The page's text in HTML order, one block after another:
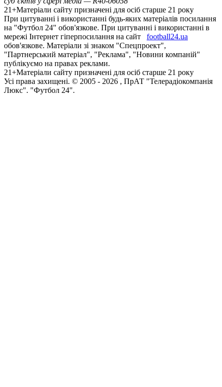
21+Матеріали сайту призначені для осіб старше 21 року
При цитуванні і використанні будь-яких матеріалів посилання
на "Футбол 24" обов'язкове. При цитуванні і використанні в
мережі Інтернет гіперпосилання на сайт
football24.ua
обов'язкове. Матеріали зі знаком "Спецпроект",
"Партнерський матеріал", "Реклама", "Новини компаній"
публікуємо на правах реклами.
21+Матеріали сайту призначені для осіб старше 21 року
Усi права захищенi. © 2005 - 2026 , ПрАТ "Телерадіокомпанія
Люкс". "Футбол 24".